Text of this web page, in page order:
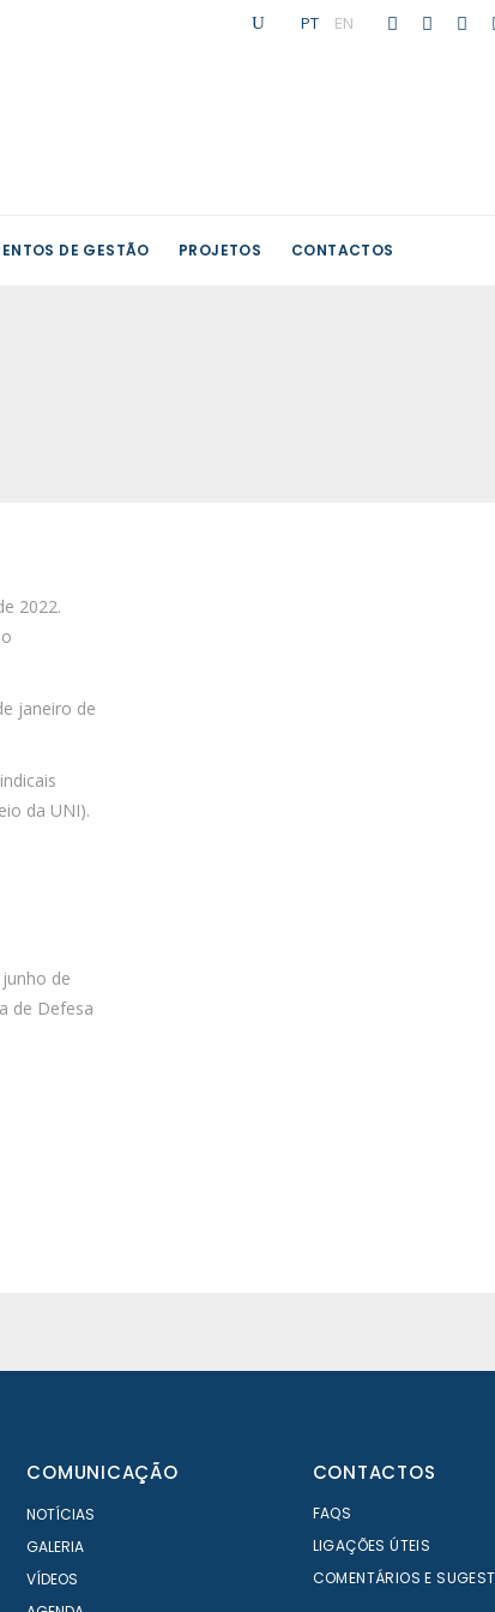
PT EN
DE GESTÃO PROJETOS CONTACTOS
2022.
janeiro de
da UNI).
de
de Defesa
COMUNICAÇÃO
NOTÍCIAS
GALERIA
VÍDEOS
CONTACTOS
FAQS
LIGAÇÕES ÚTEIS
COMENTÁRIOS E